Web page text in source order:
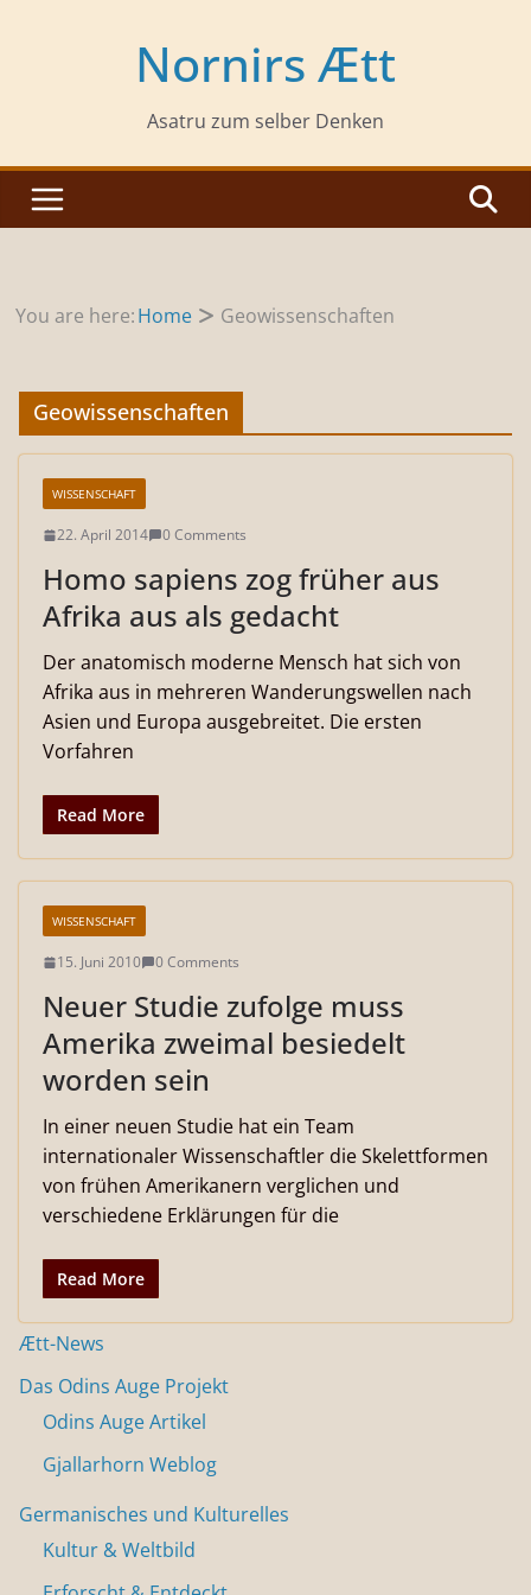
Nornirs Ætt
Asatru zum selber Denken
You are here:Home Geowissenschaften
Geowissenschaften
WISSENSCHAFT
22. April 2014 0 Comments
Homo sapiens zog früher aus
Afrika aus als gedacht
Der anatomisch moderne Mensch hat sich von
Afrika aus in mehreren Wanderungswellen nach
Asien und Europa ausgebreitet. Die ersten
Vorfahren
Read More
WISSENSCHAFT
15. Juni 2010 0 Comments
Neuer Studie zufolge muss
Amerika zweimal besiedelt
worden sein
In einer neuen Studie hat ein Team
internationaler Wissenschaftler die Skelettformen
von frühen Amerikanern verglichen und
verschiedene Erklärungen für die
Read More
Ætt-News
Das Odins Auge Projekt
Odins Auge Artikel
Gjallarhorn Weblog
Germanisches und Kulturelles
Kultur & Weltbild